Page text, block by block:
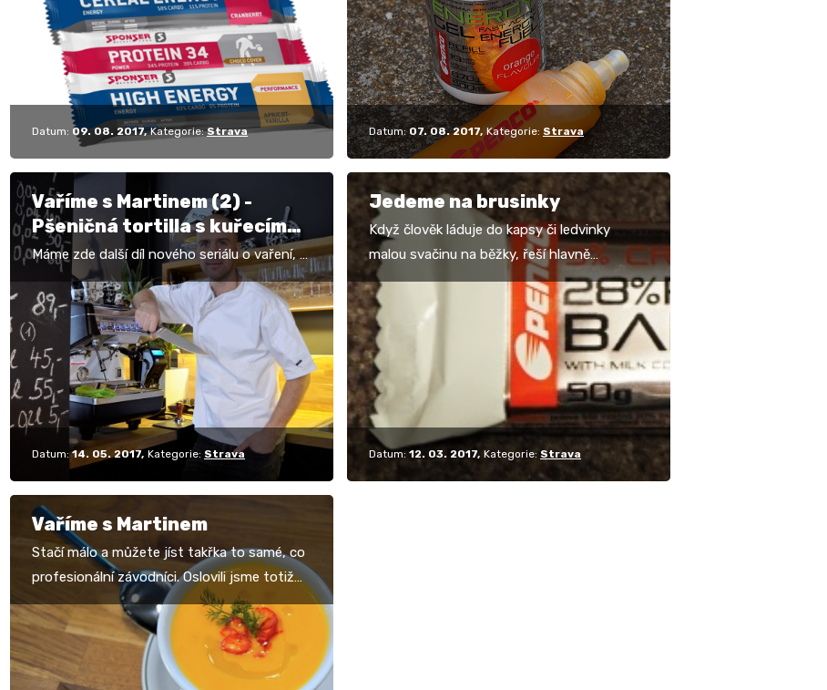
Datum: 09. 08. 2017 Kategorie: Strava Datum: 07. 08. 2017 Kategorie: Strava
Vaříme s Martinem (2) -
Pšeničná tortilla s kuřecím
masem a rýží basmati
Máme zde další díl nového seriálu o vaření, v
němž nás provází šéfkuchař Martin Jarouš.
Stačí málo a můžete jíst takřka to samé,
co…
Datum: 14. 05. 2017 Kategorie: Strava
Jedeme na brusinky
Když člověk láduje do kapsy či ledvinky
malou svačinu na běžky, řeší hlavně
stravitelnost produktů v mrazivém počasí.
Kousat cokoliv…
Datum: 12. 03. 2017 Kategorie: Strava
Vaříme s Martinem
Stačí málo a můžete jíst takřka to samé, co
profesionální závodníci. Oslovili jsme totiž
šéfkuchaře naší bikové reprezentace, jenž
tak…